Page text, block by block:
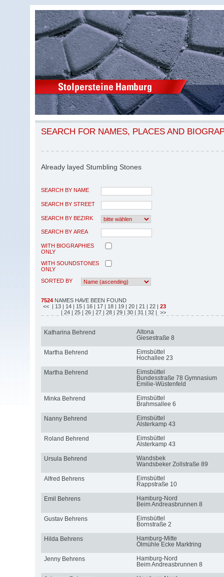
SEARCH FOR NAMES, PLACES AND
Already layed Stumbling Stones
SEARCH BY NAME
SEARCH BY STREET
SEARCH BY BEZIRK
SEARCH BY AREA
WITH BIOGRAPHIES
ONLY
WITH SOUNDSTONES
ONLY
SORTED BY
7524 NAMES HAVE BEEN FOUND
<< | 13 | 14 | 15 | 16 | 17 | 18 | 19 | 20 | 21 | 22 | 23
| 24 | 25 | 26 | 27 | 28 | 29 | 30 | 31 | 32 | >>
Katharina Behrend
Altona
Giesestraße 8
Martha Behrend
Eimsbüttel
Hochallee 23
Martha Behrend
Eimsbüttel
Bundesstraße 78 Gymnasium
Emilie-Wüstenfeld
Minka Behrend
Eimsbüttel
Brahmsallee 6
Nanny Behrend
Eimsbüttel
Alsterkamp 43
Roland Behrend
Eimsbüttel
Alsterkamp 43
Ursula Behrend
Wandsbek
Wandsbeker Zollstraße 89
Alfred Behrens
Eimsbüttel
Rappstraße 10
Emil Behrens
Hamburg-Nord
Beim Andreasbrunnen 8
Gustav Behrens
Eimsbüttel
Bornstraße 2
Hilda Behrens
Hamburg-Mitte
Ölmühle Ecke Marktring
Jenny Behrens
Hamburg-Nord
Beim Andreasbrunnen 8